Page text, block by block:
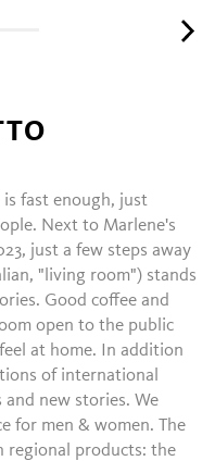
is fast enough, just
Next to Marlene's
just a few steps away
"living room") stands
Good coffee and
open to the public
at home. In addition
of international
new stories. We
for men & women. The
regional products: the